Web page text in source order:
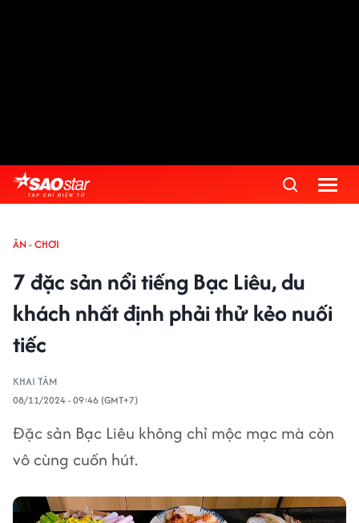
ĂN - CHƠI
7 đặc sản nổi tiếng Bạc Liêu, du
khách nhất định phải thử kẻo nuối
tiếc
KHAI TÂM
08/11/2024 - 09:46 (GMT+7)
Đặc sản Bạc Liêu không chỉ mộc mạc mà còn
vô cùng cuốn hút.